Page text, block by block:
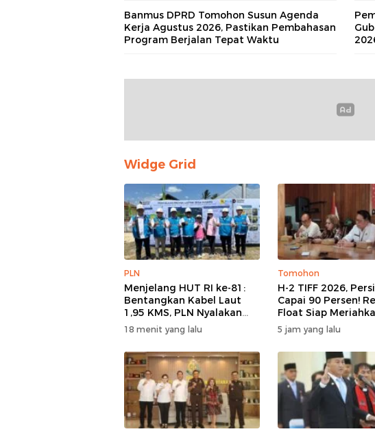
Banmus DPRD Tomohon Susun Agenda
Kerja Agustus 2026, Pastikan Pembahasan
Program Berjalan Tepat Waktu
Widge Grid
PLN
Menjelang HUT RI ke-81:
Bentangkan Kabel Laut
1,95 KMS, PLN Nyalakan
Listrik Perdana di Pulau
Dudepo dan Tuntaskan
100 Persen Rasio Desa
Berlistrik Provinsi
Gorontalo
18 menit yang lalu
Tomohon
H-2 TIFF 2026,
Capai 90 Persen!
Float Siap
Parade Bunga, Kursi
Ludes Terjual
5 jam yang lalu